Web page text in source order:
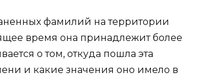
фамилий на территории
время она принадлежит более
о том, откуда пошла эта
и какие значения оно имело в